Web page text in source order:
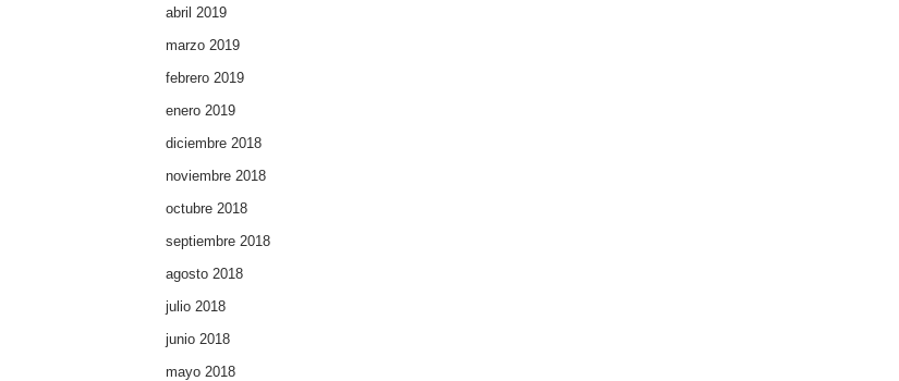
abril 2019
marzo 2019
febrero 2019
enero 2019
diciembre 2018
noviembre 2018
octubre 2018
septiembre 2018
agosto 2018
julio 2018
junio 2018
mayo 2018